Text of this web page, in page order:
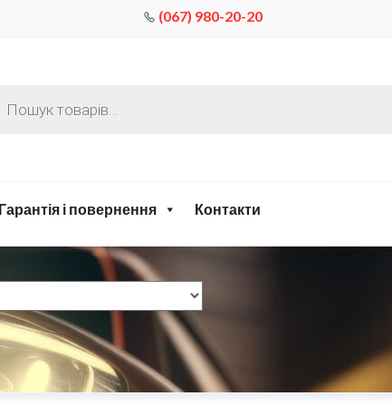
(067) 980-20-20
Гарантія і повернення Контакти